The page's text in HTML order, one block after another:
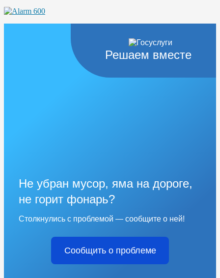
Решаем вместе
Не убран мусор, яма на дороге,
не горит фонарь?
Столкнулись с проблемой — сообщите о ней!
Сообщить о проблеме